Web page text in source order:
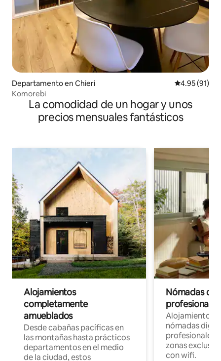
Departamento en Chieri Calificación
4.95 (91)
Komorebi
La comodidad de un hogar y unos
precios mensuales fantásticos
Alojamientos
completamente
amueblados
Desde cabañas pacíficas en
las montañas hasta prácticos
departamentos en el medio
de la ciudad, estos
Nómadas
Alojamientos
nómadas
profesionales
zonas
con wifi.